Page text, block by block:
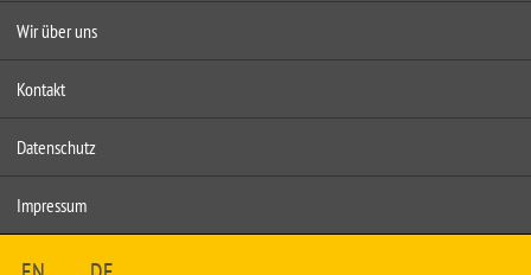
Wir über uns
Kontakt
Datenschutz
Impressum